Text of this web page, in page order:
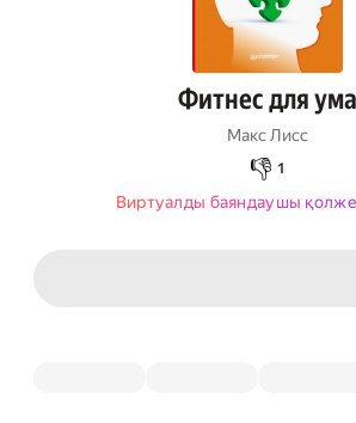
Фитнес для ума
Макс Лисс
👎 1
Виртуалды баяндаушы